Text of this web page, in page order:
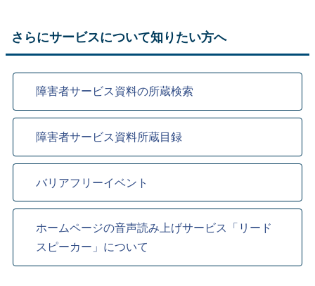
さらにサービスについて知りたい方へ
障害者サービス資料の所蔵検索
障害者サービス資料所蔵目録
バリアフリーイベント
ホームページの音声読み上げサービス「リード
スピーカー」について